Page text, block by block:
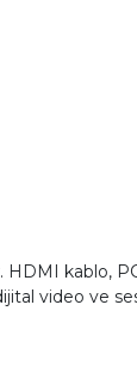
kablo,
video ve ses